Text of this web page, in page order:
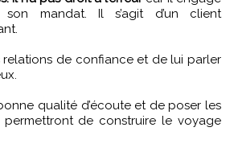
mandat. Il s’agit d’un client
relations de confiance et de lui parler
qualité d’écoute et de poser les
permettront de construire le voyage